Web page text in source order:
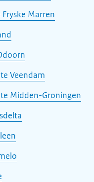
Marren
Veendam
Midden-Groningen